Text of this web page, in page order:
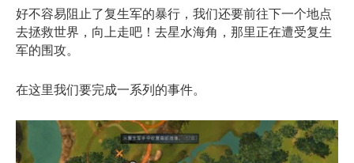
好不容易阻止了复生军的暴行，我们还要前往下一个地点
去拯救世界，向上走吧！去星水海角，那里正在遭受复生
军的围攻。
在这里我们要完成一系列的事件。